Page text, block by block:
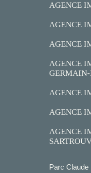
AGENCE
AGENCE
AGENCE
AGENCE
AGENCE
AGENCE
AGENCE
Parc Claude